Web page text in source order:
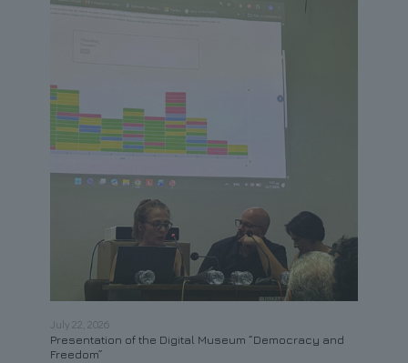
July 22, 2026
Presentation of the Digital Museum “Democracy and
Freedom”